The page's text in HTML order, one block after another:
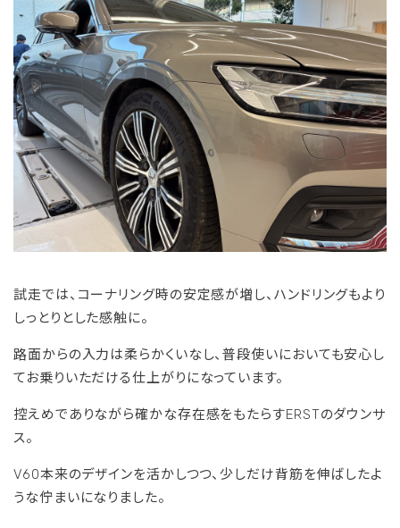
試走では、コーナリング時の安定感が増し、ハンドリングもより
しっとりとした感触に。
路面からの入力は柔らかくいなし、普段使いにおいても安心し
てお乗りいただける仕上がりになっています。
控えめでありながら確かな存在感をもたらすERSTのダウンサ
ス。
V60本来のデザインを活かしつつ、少しだけ背筋を伸ばしたよ
うな佇まいになりました。